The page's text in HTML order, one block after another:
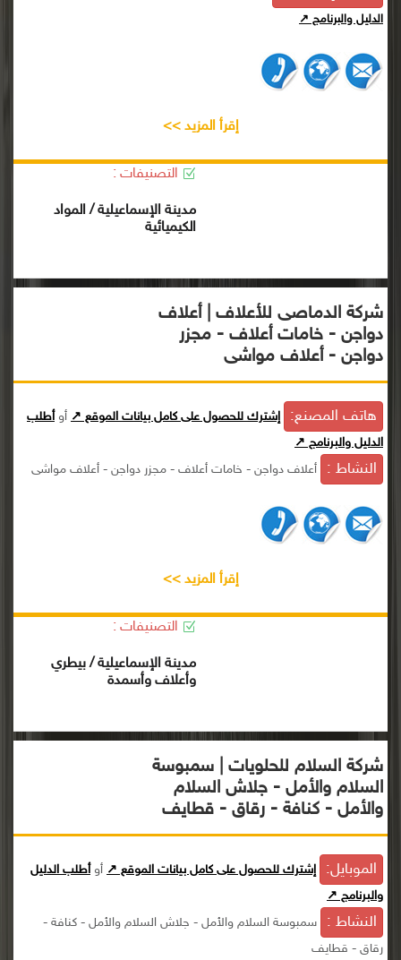
الدليل والبرنامج ↗
إقرأ المزيد >>
التصنيفات :
مدينة الإسماعيلية / المواد
الكيميائية
شركة الدماصى للأعلاف | أعلاف
دواجن - خامات أعلاف - مجزر
دواجن - أعلاف مواشى
هاتف المصنع: إشترك للحصول على كامل بيانات الموقع ↗ أوأطلب
الدليل والبرنامج ↗
النشاط : أعلاف دواجن - خامات أعلاف - مجزر دواجن - أعلاف مواشى
إقرأ المزيد >>
التصنيفات :
مدينة الإسماعيلية / بيطري
وأعلاف وأسمدة
شركة السلام للحلويات | سمبوسة
السلام والأمل - جلاش السلام
والأمل - كنافة - رقاق - قطايف
الموبايل: إشترك للحصول على كامل بيانات الموقع ↗ أوأطلب الدليل
والبرنامج ↗
النشاط :
سمبوسة السلام والأمل - جلاش السلام والأمل - كنافة -
رقاق - قطايف